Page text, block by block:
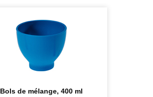
Bols de mélange, 400 ml